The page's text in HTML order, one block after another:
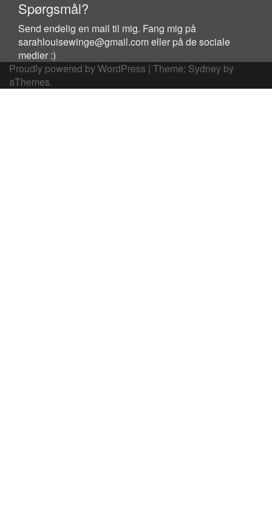
Spørgsmål?
Send endelig en mail til mig. Fang mig på
sarahlouisewinge@gmail.com eller på de sociale
medier :)
Proudly powered by WordPress | Theme: Sydney by
aThemes.